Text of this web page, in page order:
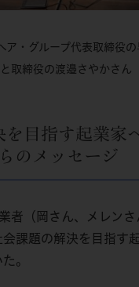
ア・グループ代表取締役の
と取締役の渡邉さやかさん
を目指す起業家
のメッセージ
者（岡さん、メレンさ
課題の解決を目指す
。